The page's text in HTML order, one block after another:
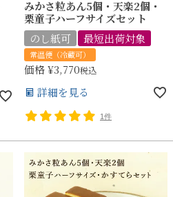
みかさ粒あん5個・天楽2個・
栗童子ハーフサイズセット
のし紙可
最短出荷対象
常温便（冷蔵可）
価格¥3,770税込
詳細を見る
1件